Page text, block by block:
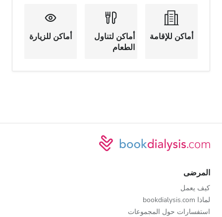
أماكن للإقامة
أماكن لتناول
الطعام
أماكن للزيارة
المرضى
كيف يعمل
لماذا bookdialysis.com
استفسارات حول المجموعات